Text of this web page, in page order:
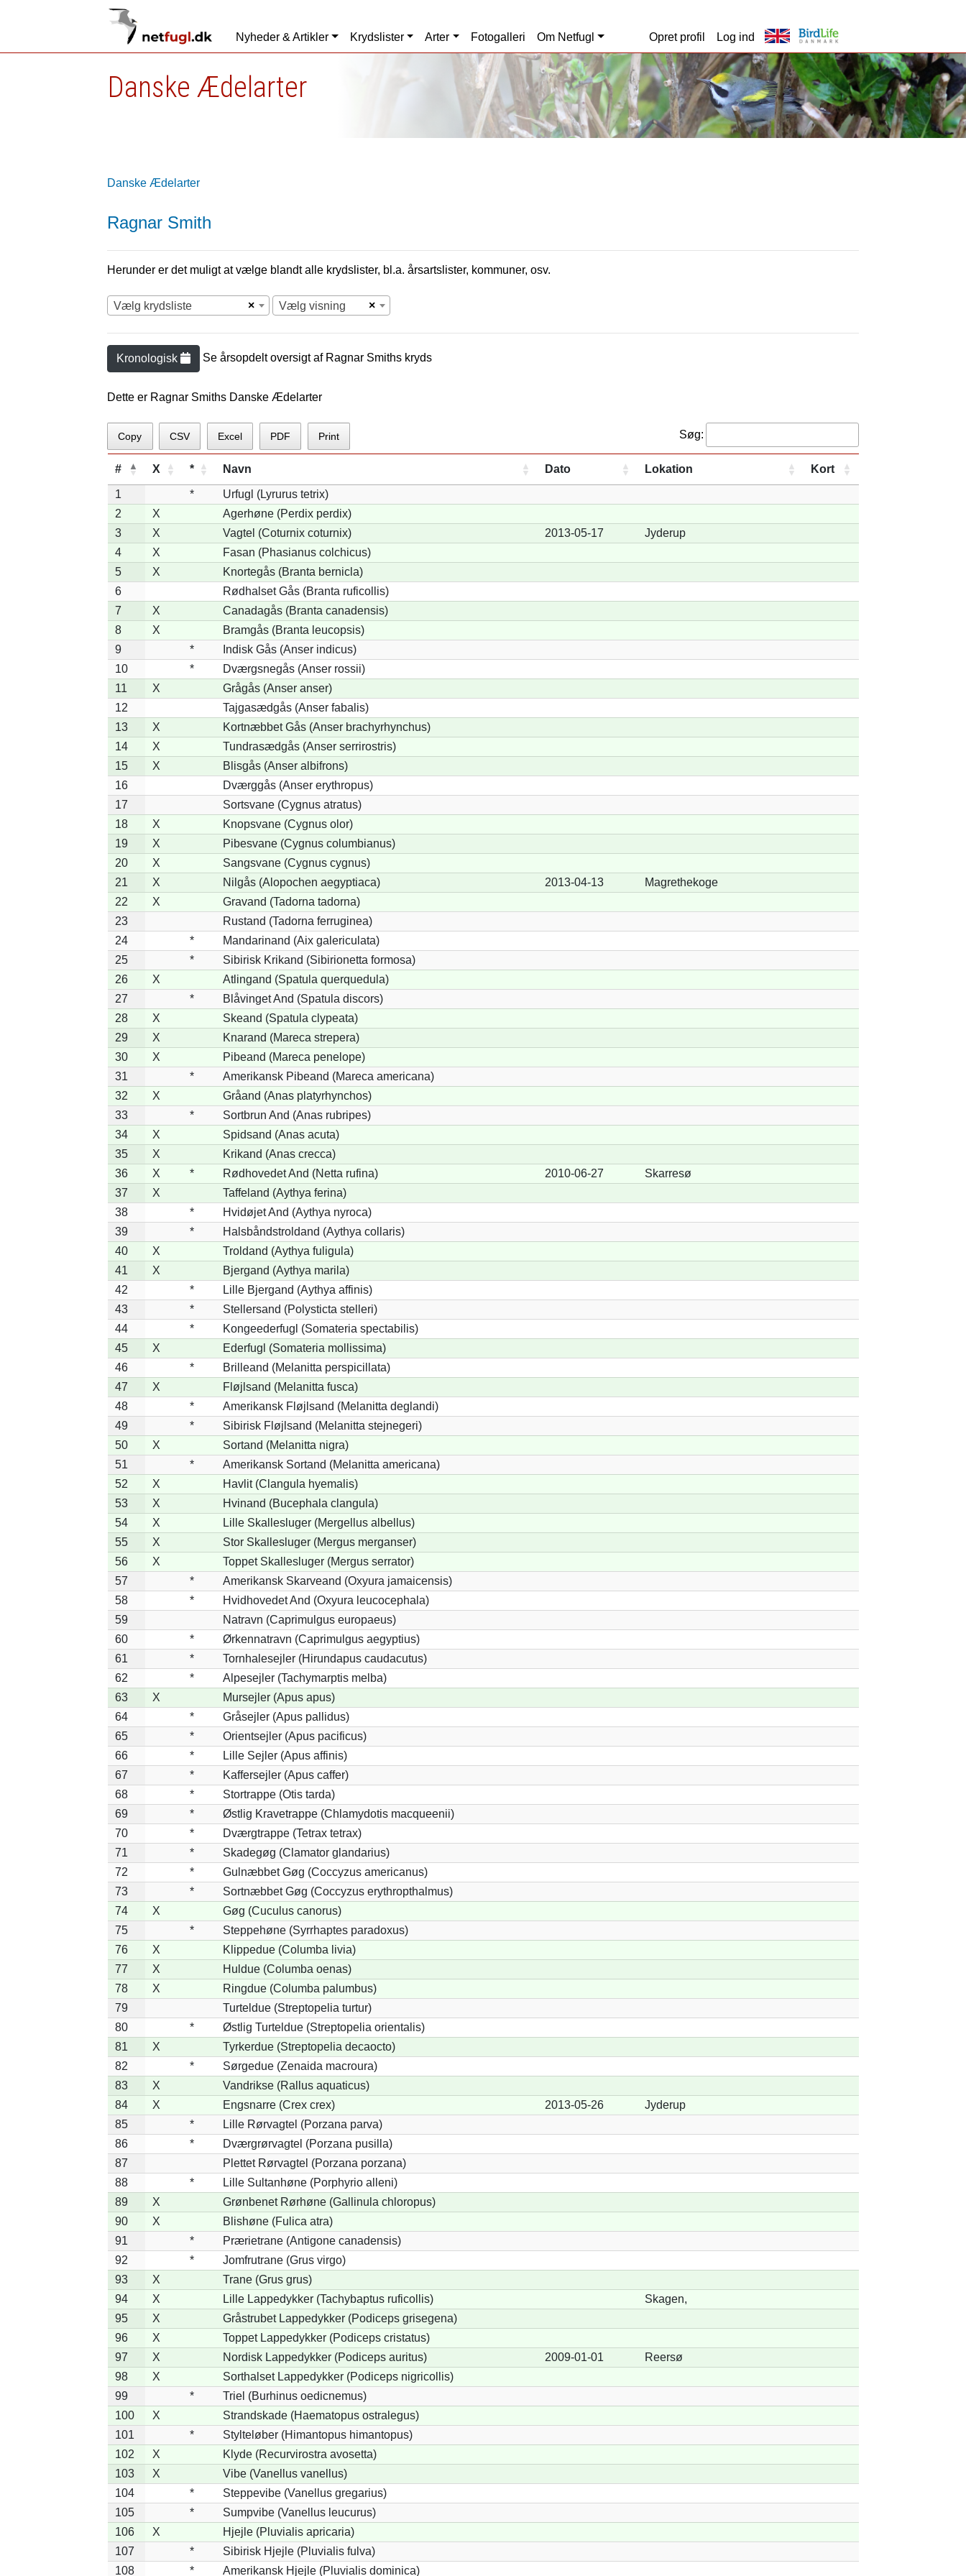
Nyheder & Artikler Krydslister Arter Fotogalleri Om Netfugl Opret profil Log ind
Danske Ædelarter
Danske Ædelarter
Ragnar Smith
Herunder er det muligt at vælge blandt alle krydslister, bl.a. årsartslister, kommuner, osv.
×
Vælg krydsliste ×
Vælg visning
Kronologisk Se årsopdelt oversigt af Ragnar Smiths kryds
Dette er Ragnar Smiths Danske Ædelarter
Copy CSV Excel PDF Print Søg:
# X * Navn Dato Lokation Kort
1 *
Urfugl (Lyrurus tetrix)
2
X
Agerhøne (Perdix perdix)
3
X Vagtel (Coturnix coturnix) 2013-05-17
Jyderup
4
X
Fasan (Phasianus colchicus)
5
X
Knortegås (Branta bernicla)
6
Rødhalset Gås (Branta ruficollis)
7
X
Canadagås (Branta canadensis)
8
X
Bramgås (Branta leucopsis)
9
*
Indisk Gås (Anser indicus)
10
*
Dværgsnegås (Anser rossii)
11
X
Grågås (Anser anser)
12
Tajgasædgås (Anser fabalis)
13
X
Kortnæbbet Gås (Anser brachyrhynchus)
14
X
Tundrasædgås (Anser serrirostris)
15
X
Blisgås (Anser albifrons)
16
Dværggås (Anser erythropus)
17
Sortsvane (Cygnus atratus)
18
X
Knopsvane (Cygnus olor)
19
X
Pibesvane (Cygnus columbianus)
20
X
Sangsvane (Cygnus cygnus)
21
X Nilgås (Alopochen aegyptiaca) 2013-04-13
Magrethekoge
22
X
Gravand (Tadorna tadorna)
23
Rustand (Tadorna ferruginea)
24
*
Mandarinand (Aix galericulata)
25
*
Sibirisk Krikand (Sibirionetta formosa)
26
X
Atlingand (Spatula querquedula)
27
*
Blåvinget And (Spatula discors)
28
X
Skeand (Spatula clypeata)
29
X
Knarand (Mareca strepera)
30
X
Pibeand (Mareca penelope)
31
*
Amerikansk Pibeand (Mareca americana)
32
X
Gråand (Anas platyrhynchos)
33
*
Sortbrun And (Anas rubripes)
34
X
Spidsand (Anas acuta)
35
X
Krikand (Anas crecca)
36
X * Rødhovedet And (Netta rufina) 2010-06-27
Skarresø
37
X
Taffeland (Aythya ferina)
38
*
Hvidøjet And (Aythya nyroca)
39
*
Halsbåndstroldand (Aythya collaris)
40
X
Troldand (Aythya fuligula)
41
X
Bjergand (Aythya marila)
42
*
Lille Bjergand (Aythya affinis)
43
*
Stellersand (Polysticta stelleri)
44
*
Kongeederfugl (Somateria spectabilis)
45
X
Ederfugl (Somateria mollissima)
46
*
Brilleand (Melanitta perspicillata)
47
X
Fløjlsand (Melanitta fusca)
48
*
Amerikansk Fløjlsand (Melanitta deglandi)
49
*
Sibirisk Fløjlsand (Melanitta stejnegeri)
50
X
Sortand (Melanitta nigra)
51
*
Amerikansk Sortand (Melanitta americana)
52
X
Havlit (Clangula hyemalis)
53
X
Hvinand (Bucephala clangula)
54
X
Lille Skallesluger (Mergellus albellus)
55
X
Stor Skallesluger (Mergus merganser)
56
X
Toppet Skallesluger (Mergus serrator)
57
*
Amerikansk Skarveand (Oxyura jamaicensis)
58
*
Hvidhovedet And (Oxyura leucocephala)
59
Natravn (Caprimulgus europaeus)
60
*
Ørkennatravn (Caprimulgus aegyptius)
61
*
Tornhalesejler (Hirundapus caudacutus)
62
*
Alpesejler (Tachymarptis melba)
63
X
Mursejler (Apus apus)
64
*
Gråsejler (Apus pallidus)
65
*
Orientsejler (Apus pacificus)
66
*
Lille Sejler (Apus affinis)
67
*
Kaffersejler (Apus caffer)
68
*
Stortrappe (Otis tarda)
69
*
Østlig Kravetrappe (Chlamydotis macqueenii)
70
*
Dværgtrappe (Tetrax tetrax)
71
*
Skadegøg (Clamator glandarius)
72
*
Gulnæbbet Gøg (Coccyzus americanus)
73
*
Sortnæbbet Gøg (Coccyzus erythropthalmus)
74
X
Gøg (Cuculus canorus)
75
*
Steppehøne (Syrrhaptes paradoxus)
76
X
Klippedue (Columba livia)
77
X
Huldue (Columba oenas)
78
X
Ringdue (Columba palumbus)
79
Turteldue (Streptopelia turtur)
80
*
Østlig Turteldue (Streptopelia orientalis)
81
X
Tyrkerdue (Streptopelia decaocto)
82
*
Sørgedue (Zenaida macroura)
83
X
Vandrikse (Rallus aquaticus)
84
X Engsnarre (Crex crex) 2013-05-26
Jyderup
85
*
Lille Rørvagtel (Porzana parva)
86
*
Dværgrørvagtel (Porzana pusilla)
87
Plettet Rørvagtel (Porzana porzana)
88
*
Lille Sultanhøne (Porphyrio alleni)
89
X
Grønbenet Rørhøne (Gallinula chloropus)
90
X
Blishøne (Fulica atra)
91
*
Prærietrane (Antigone canadensis)
92
*
Jomfrutrane (Grus virgo)
93
X
Trane (Grus grus)
94
X Lille Lappedykker (Tachybaptus ruficollis)
Skagen,
95
X
Gråstrubet Lappedykker (Podiceps grisegena)
96
X
Toppet Lappedykker (Podiceps cristatus)
97
X Nordisk Lappedykker (Podiceps auritus) 2009-01-01
Reersø
98
X
Sorthalset Lappedykker (Podiceps nigricollis)
99
*
Triel (Burhinus oedicnemus)
100
X
Strandskade (Haematopus ostralegus)
101
*
Stylteløber (Himantopus himantopus)
102
X
Klyde (Recurvirostra avosetta)
103
X
Vibe (Vanellus vanellus)
104
*
Steppevibe (Vanellus gregarius)
105
*
Sumpvibe (Vanellus leucurus)
106
X
Hjejle (Pluvialis apricaria)
107
*
Sibirisk Hjejle (Pluvialis fulva)
108
* Amerikansk Hjejle (Pluvialis dominica)